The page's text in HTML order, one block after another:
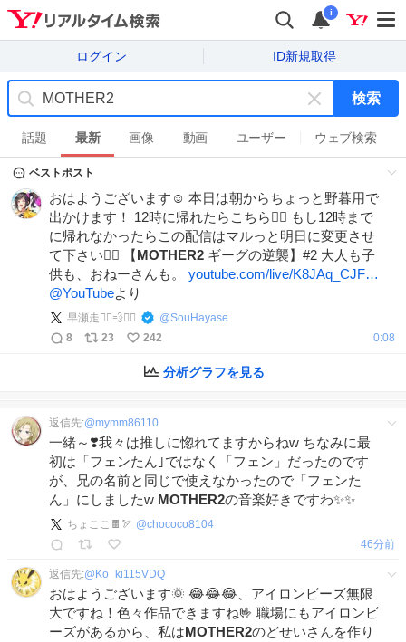
i
ログイン ID新規取得
キ
ー
ワ
ド
を
消
す
検索
話題 最新 画像 動画 ユーザー ウェブ検索
ベストポスト
おはようございます☺️ 本日は朝からちょっと野暮用で
出かけます！ 12時に帰れたらこちら💁‍♀️ もし12時まで
に帰れなかったらこの配信はマルっと明日に変更させ
て下さい🙇‍♀️ 【MOTHER2 ギーグの逆襲】#2 大人も子
供も、おねーさんも。 youtube.com/live/K8JAq_CJF…
@YouTubeより
早瀬走🏃‍♀️💨🚴‍♀️ @SouHayase
8
23 242 0:08
分析グラフを見る
返信先:@mymm86110
一緒～❣️我々は推しに惚れてますからねw ちなみに最
初は「フェンたん｣ではなく「フェン」だったのです
が、兄の名前と同じで使えなかったので「フェンた
ん」にしましたw MOTHER2の音楽好きですわ✨✨
ちょここ🍫🏹 @chococo8104
46分前
返信先:@ Ko_ki115VDQ
おはようございます🌞 😂😂😂、アイロンビーズ無限
大ですね！色々作品できますね🤟 職場にもアイロンビ
ーズがあるから、私はMOTHER2のどせいさんを作り